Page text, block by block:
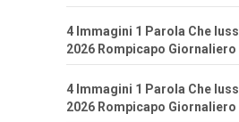
4 Immagini 1 Parola Che
2026 Rompicapo
4 Immagini 1 Parola Che
2026 Rompicapo